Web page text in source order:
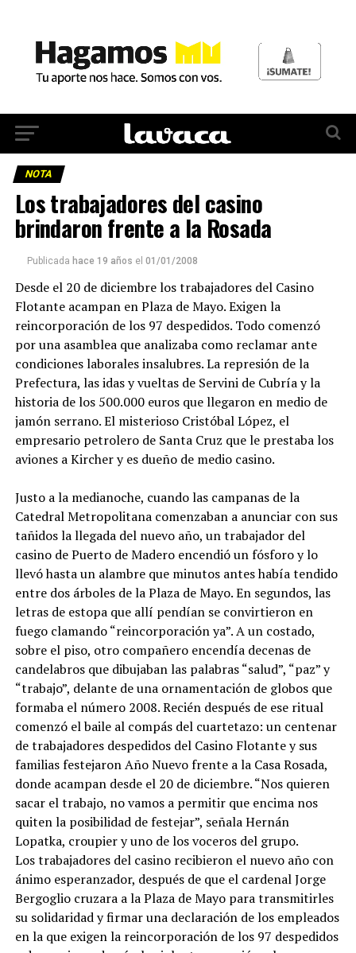
NOTA
Los trabajadores del casino
brindaron frente a la Rosada
Publicada hace 19 años el 01/01/2008
Desde el 20 de diciembre los trabajadores del Casino
Flotante acampan en Plaza de Mayo. Exigen la
reincorporación de los 97 despedidos. Todo comenzó
por una asamblea que analizaba como reclamar ante
condiciones laborales insalubres. La represión de la
Prefectura, las idas y vueltas de Servini de Cubría y la
historia de los 500.000 euros que llegaron en medio de
jamón serrano. El misterioso Cristóbal López, el
empresario petrolero de Santa Cruz que le prestaba los
aviones a Kircher y es dueño de medio casino.
Justo a la medianoche, cuando las campanas de la
Catedral Metropolitana comenzaban a anunciar con sus
tañidos la llegada del nuevo año, un trabajador del
casino de Puerto de Madero encendió un fósforo y lo
llevó hasta un alambre que minutos antes había tendido
entre dos árboles de la Plaza de Mayo. En segundos, las
letras de estopa que allí pendían se convirtieron en
fuego clamando “reincorporación ya”. A un costado,
sobre el piso, otro compañero encendía decenas de
candelabros que dibujaban las palabras “salud”, “paz” y
“trabajo”, delante de una ornamentación de globos que
formaba el número 2008. Recién después de ese ritual
comenzó el baile al compás del cuartetazo: un centenar
de trabajadores despedidos del Casino Flotante y sus
familias festejaron Año Nuevo frente a la Casa Rosada,
donde acampan desde el 20 de diciembre. “Nos quieren
sacar el trabajo, no vamos a permitir que encima nos
quiten la posibilidad de festejar”, señala Hernán
Lopatka, croupier y uno de los voceros del grupo.
Los trabajadores del casino recibieron el nuevo año con
ánimo esperanzador, después de que el cardenal Jorge
Bergoglio cruzara a la Plaza de Mayo para transmitirles
su solidaridad y firmar una declaración de los empleados
en la que exigen la reincorporación de los 97 despedidos